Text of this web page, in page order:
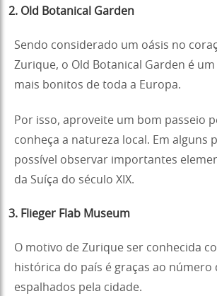
2. Old Botanical Garden
Sendo considerado um oásis no
Zurique, o Old Botanical Garden é
mais bonitos de toda a Europa.
Por isso, aproveite um bom passeio
conheça a natureza local. Em alguns
possível observar importantes
da Suíça do século XIX.
3. Flieger Flab Museum
O motivo de Zurique ser conhecida
histórica do país é graças ao número
espalhados pela cidade.